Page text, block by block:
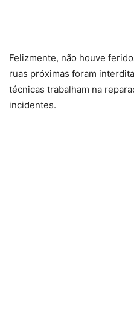
Felizmente, não houve
ruas próximas foram
técnicas trabalham na
incidentes.